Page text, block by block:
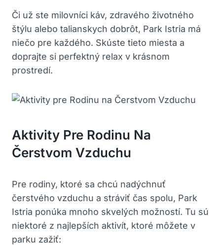
Či už ste milovníci káv, zdravého životného
štýlu alebo talianskych dobrôt, Park Istria má
niečo pre každého. Skúste tieto miesta a
doprajte si perfektný relax v krásnom
prostredí.
Aktivity Pre Rodinu Na
Čerstvom Vzduchu
Pre rodiny, ktoré sa chcú nadýchnuť
čerstvého vzduchu a stráviť čas spolu, Park
Istria ponúka mnoho skvelých možností. Tu sú
niektoré z najlepších aktivít, ktoré môžete v
parku zažiť: